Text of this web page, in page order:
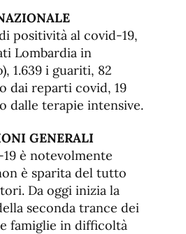
positività al covid-19,
Lombardia in
1.639 i guariti, 82
dai reparti covid, 19
dalle terapie intensive.
GENERALI
19 è notevolmente
è sparita del tutto
Da oggi inizia la
seconda trance dei
famiglie in difficoltà